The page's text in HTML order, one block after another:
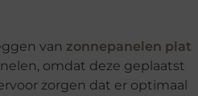
van zonnepanelen plat
omdat deze geplaatst
zorgen dat er optimaal